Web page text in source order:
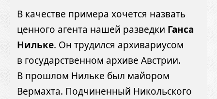
В качестве примера хочется назвать
ценного агента нашей разведки Ганса
Нильке. Он трудился архивариусом
в государственном архиве Австрии.
В прошлом Нильке был майором
Вермахта. Подчиненный Никольского